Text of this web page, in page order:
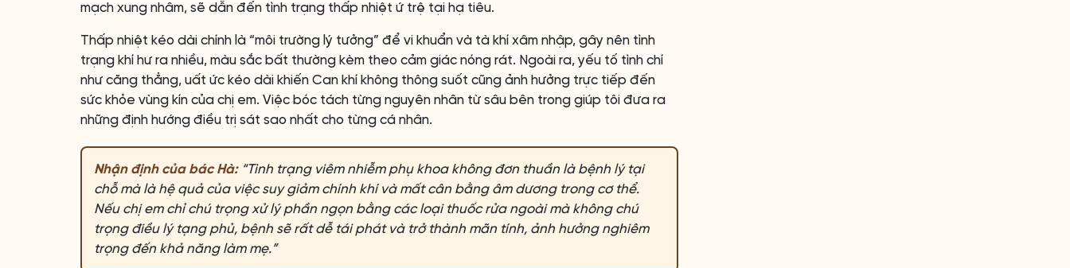
mạch xung nhâm, sẽ dẫn đến tình trạng thấp nhiệt ứ trệ tại hạ tiêu.
Thấp nhiệt kéo dài chính là “môi trường lý tưởng” để vi khuẩn và tà khí xâm nhập, gây nên tình
trạng khí hư ra nhiều, màu sắc bất thường kèm theo cảm giác nóng rát. Ngoài ra, yếu tố tình chí
như căng thẳng, uất ức kéo dài khiến Can khí không thông suốt cũng ảnh hưởng trực tiếp đến
sức khỏe vùng kín của chị em. Việc bóc tách từng nguyên nhân từ sâu bên trong giúp tôi đưa ra
những định hướng điều trị sát sao nhất cho từng cá nhân.
Nhận định của bác Hà:“Tình trạng viêm nhiễm phụ khoa không đơn thuần là bệnh lý tại
chỗ mà là hệ quả của việc suy giảm chính khí và mất cân bằng âm dương trong cơ thể.
Nếu chị em chỉ chú trọng xử lý phần ngọn bằng các loại thuốc rửa ngoài mà không chú
trọng điều lý tạng phủ, bệnh sẽ rất dễ tái phát và trở thành mãn tính, ảnh hưởng nghiêm
trọng đến khả năng làm mẹ.”